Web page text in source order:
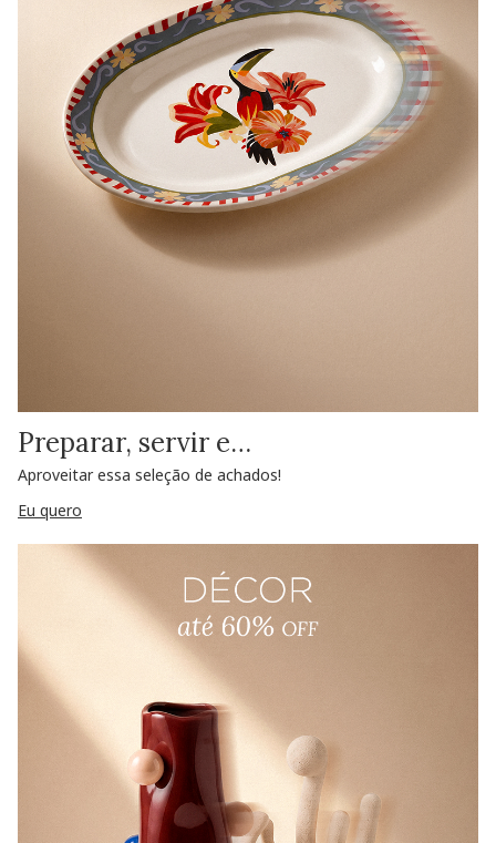
Preparar, servir e…
Aproveitar essa seleção de achados!
Eu quero